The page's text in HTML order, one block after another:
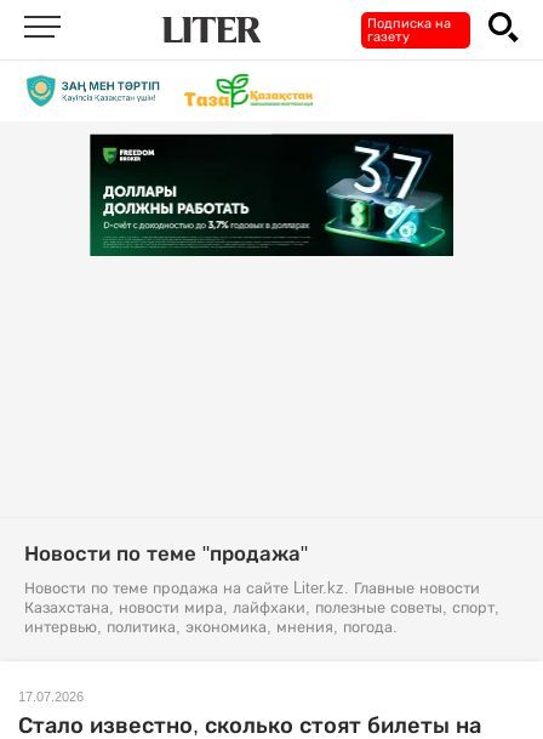
Подписка на
газету
Новости по теме "продажа"
Новости по теме продажа на сайте Liter.kz. Главные новости
Казахстана, новости мира, лайфхаки, полезные советы, спорт,
интервью, политика, экономика, мнения, погода.
17.07.2026
Стало известно, сколько стоят билеты на